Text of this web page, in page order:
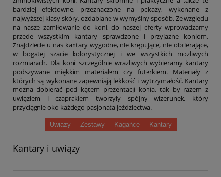
bardziej efektowne, przeznaczone na pokazy, wykonane z
najwyższej klasy skóry, ozdabiane w wymyślny sposób. Ze względu
na nasze zamiłowanie do koni, do naszej oferty wprowadzamy
przede wszystkim kantary sprawdzone i przyjazne koniom.
Znajdziecie u nas kantary wygodne, nie krępujące, nie obcierające,
w bogatej szacie kolorystycznej i we wszystkich możliwych
rozmiarach. Dla koni szczególnie wrażliwych wybieramy kantary
podszywane miękkim materiałem czy futerkiem. Materiały z
których są wykonane zapewniają lekkość i wytrzymałość. Kantary
można dobierać pod kątem prezentacji konia, tak by razem z
uwiązłem i czaprakiem tworzyły spójny wizerunek, który
przyciągnie oko każdego pasjonata jeździectwa.
Uwiązy Zestawy Kagańce Kantary
Kantary i uwiązy